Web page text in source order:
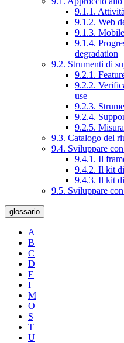
9.1.1.
9.1.2. Web
9.1.3.
9.1.4.
degradation
9.2. Strumenti di
9.2.1.
9.2.2.
use
9.2.3.
9.2.4.
9.2.5.
9.3. Catalogo del
9.4. Sviluppare
9.4.1. Il
9.4.2. Il kit
9.4.3. Il kit
9.5. Sviluppare
glossario
A
B
C
D
E
I
M
O
S
T
U